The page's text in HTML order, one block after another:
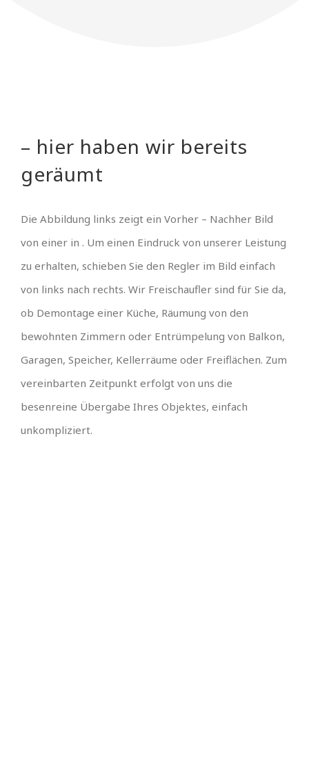
– hier haben wir bereits
geräumt
Die Abbildung links zeigt ein Vorher – Nachher Bild
von einer in . Um einen Eindruck von unserer Leistung
zu erhalten, schieben Sie den Regler im Bild einfach
von links nach rechts. Wir Freischaufler sind für Sie da,
ob Demontage einer Küche, Räumung von den
bewohnten Zimmern oder Entrümpelung von Balkon,
Garagen, Speicher, Kellerräume oder Freiflächen. Zum
vereinbarten Zeitpunkt erfolgt von uns die
besenreine Übergabe Ihres Objektes, einfach
unkompliziert.